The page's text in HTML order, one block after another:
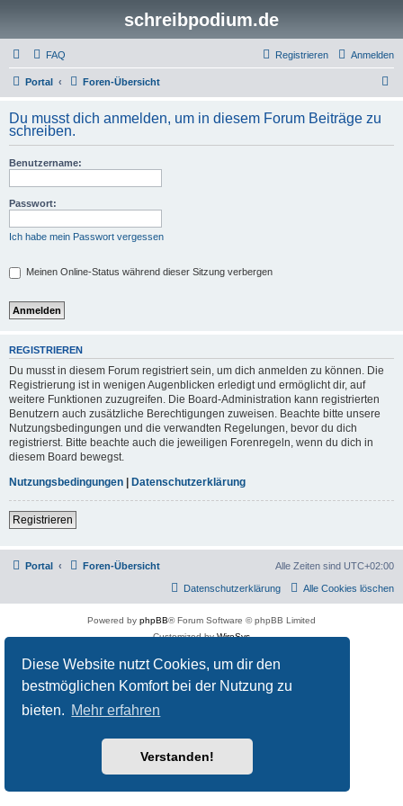
Diese Website nutzt Cookies, um dir den
bestmöglichen Komfort bei der Nutzung zu
bieten. Mehr erfahren
Verstanden!
schreibpodium.de
FAQ Anmelden
Registrieren
Portal Foren-Übersicht
h
Du musst dich anmelden, um in diesem Forum Beiträge zu
schreiben.
Benutzername:
Passwort:
Ich habe mein Passwort vergessen
Meinen Online-Status während dieser Sitzung verbergen
REGISTRIEREN
Du musst in diesem Forum registriert sein, um dich anmelden zu können. Die
Registrierung ist in wenigen Augenblicken erledigt und ermöglicht dir, auf
weitere Funktionen zuzugreifen. Die Board-Administration kann registrierten
Benutzern auch zusätzliche Berechtigungen zuweisen. Beachte bitte unsere
Nutzungsbedingungen und die verwandten Regelungen, bevor du dich
registrierst. Bitte beachte auch die jeweiligen Forenregeln, wenn du dich in
diesem Board bewegst.
Nutzungsbedingungen
Datenschutzerklärung
Registrieren
Portal Foren-Übersicht Alle Zeiten sind UTC+02:00
Alle Cookies löschen
Datenschutzerklärung
Powered by phpBB® Forum Software © phpBB Limited
Customized byWireSys